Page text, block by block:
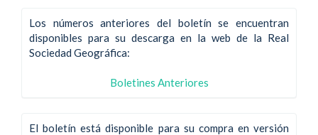
principal
Barra
lateral
Los números anteriores del boletín se encuentran
disponibles para su descarga en la web de la Real
Sociedad Geográfica:
Boletines Anteriores
El boletín está disponible para su compra en versión